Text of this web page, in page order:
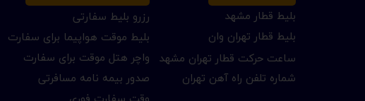
رزرو بلیط سفارتی
بلیط قطار تهران وان
بلیط قطار مشهد
بلیط موقت هواپیما برای سفارت
واچر هتل موقت برای سفارت
صدور بیمه نامه مسافرتی
ساعت حرکت قطار تهران مشهد
شماره تلفن راه آهن تهران